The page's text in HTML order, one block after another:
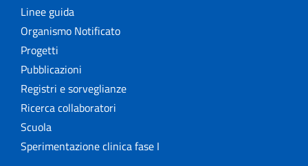
Linee guida
Organismo Notificato
Progetti
Pubblicazioni
Registri e sorveglianze
Ricerca collaboratori
Scuola
Sperimentazione clinica fase I